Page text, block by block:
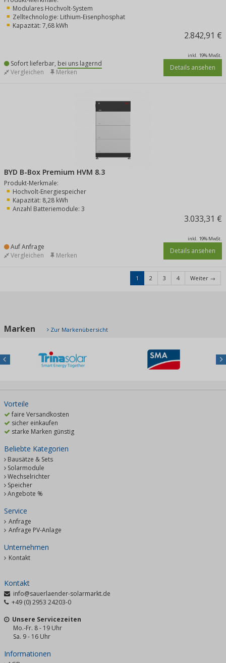
Modulares Hochvolt-System
Zelltechnologie: Lithium-Eisenphosphat
Kapazität: 7,68 kWh
2.842,91 €
inkl. 19% MwSt.
Sofort lieferbar, bei uns lagernd Details ansehen
Vergleichen Merken
BYD B-Box Premium HVM 8.3
Produkt-Merkmale:
Hochvolt-Energiespeicher
Kapazität: 8,28 kWh
Anzahl Batteriemodule: 3
3.033,31 €
inkl. 19% MwSt.
Auf Anfrage Details ansehen
Vergleichen Merken
1 2 3 4 Weiter →
Marken Zur Markenübersicht
Vorteile
faire Versandkosten
sicher einkaufen
starke Marken günstig
Beliebte Kategorien
Bausätze & Sets
Solarmodule
Wechselrichter
Speicher
Angebote %
Service
Anfrage
Anfrage PV-Anlage
Unternehmen
Kontakt
Kontakt
info@sauerlaender-solarmarkt.de
+49 (0) 2953 24203-0
Unsere Servicezeiten
Mo.-Fr. 8 - 19 Uhr
Sa. 9 - 16 Uhr
Informationen